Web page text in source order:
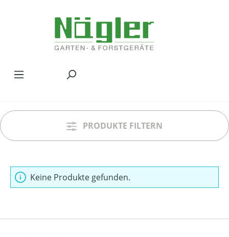
PRODUKTE FILTERN
Keine Produkte gefunden.